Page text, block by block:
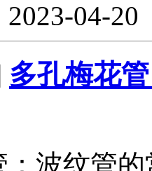
2023-04-
多孔梅花
：波纹管